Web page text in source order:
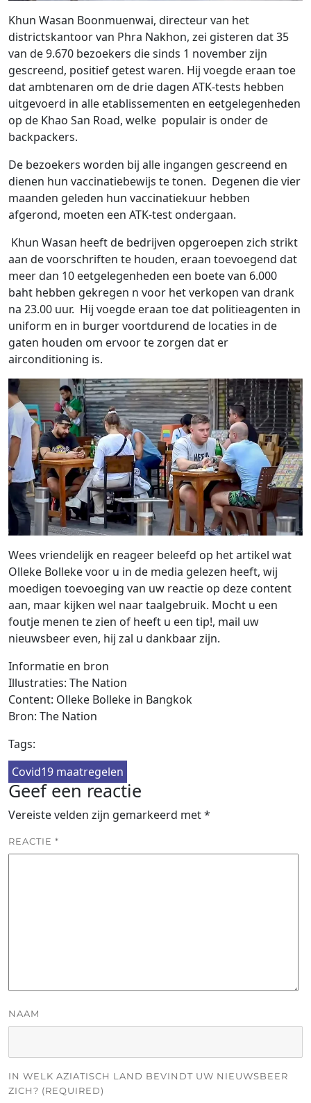
Khun Wasan Boonmuenwai, directeur van het
districtskantoor van Phra Nakhon, zei gisteren dat 35
van de 9.670 bezoekers die sinds 1 november zijn
gescreend, positief getest waren. Hij voegde eraan toe
dat ambtenaren om de drie dagen ATK-tests hebben
uitgevoerd in alle etablissementen en eetgelegenheden
op de Khao San Road, welke populair is onder de
backpackers.
De bezoekers worden bij alle ingangen gescreend en
dienen hun vaccinatiebewijs te tonen. Degenen die vier
maanden geleden hun vaccinatiekuur hebben
afgerond, moeten een ATK-test ondergaan.
Khun Wasan heeft de bedrijven opgeroepen zich strikt
aan de voorschriften te houden, eraan toevoegend dat
meer dan 10 eetgelegenheden een boete van 6.000
baht hebben gekregen n voor het verkopen van drank
na 23.00 uur. Hij voegde eraan toe dat politieagenten in
uniform en in burger voortdurend de locaties in de
gaten houden om ervoor te zorgen dat er
airconditioning is.
Wees vriendelijk en reageer beleefd op het artikel wat
Olleke Bolleke voor u in de media gelezen heeft, wij
moedigen toevoeging van uw reactie op deze content
aan, maar kijken wel naar taalgebruik. Mocht u een
foutje menen te zien of heeft u een tip!, mail uw
nieuwsbeer even, hij zal u dankbaar zijn.
Informatie en bron
Illustraties: The Nation
Content: Olleke Bolleke in Bangkok
Bron: The Nation
Tags:
Covid19 maatregelen
Geef een reactie
Vereiste velden zijn gemarkeerd met*
REACTIE *
NAAM
IN WELK AZIATISCH LAND BEVINDT UW NIEUWSBEER
ZICH? (REQUIRED)